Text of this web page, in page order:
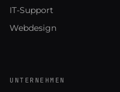
IT-Support
Webdesign
UNTERNEHMEN